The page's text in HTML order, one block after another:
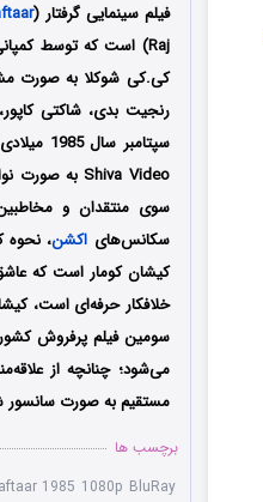
فیلم سینمایی گرفتار (
کی.کی شوکلا به صورت
سوی منتقدان و
سکانس‌های اکشن، نحوه
کیشان کومار است که عاشق
خلافکار حرفه‌ای است،
می‌شود؛ چنانچه از
مستقیم به صورت سانسور
برچسب ها
1985 1080p BluRay